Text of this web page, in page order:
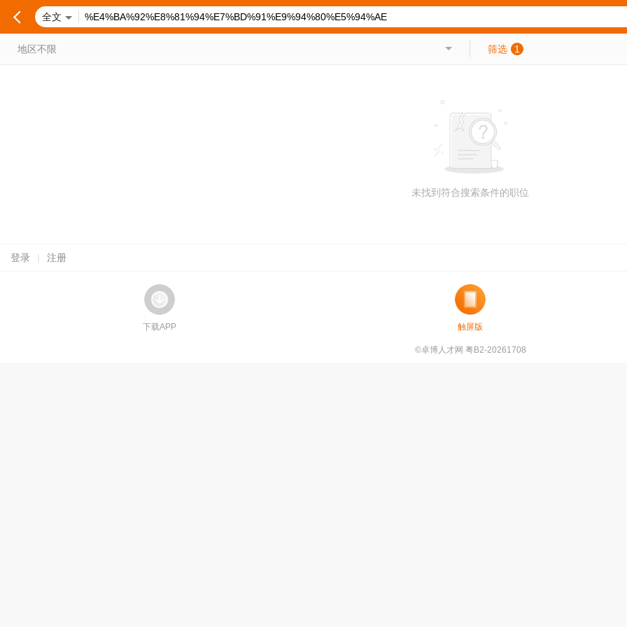
全文
地区不限 筛选 1
未找到符合搜索条件的职位
登录 | 注册
下载APP 触屏版
©卓博人才网 粤B2-20261708